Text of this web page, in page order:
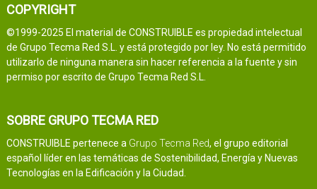
COPYRIGHT
©1999-2025 El material de CONSTRUIBLE es propiedad intelectual
de Grupo Tecma Red S.L. y está protegido por ley. No está permitido
utilizarlo de ninguna manera sin hacer referencia a la fuente y sin
permiso por escrito de Grupo Tecma Red S.L.
SOBRE GRUPO TECMA RED
CONSTRUIBLE pertenece a Grupo Tecma Red, el grupo editorial
español líder en las temáticas de Sostenibilidad, Energía y Nuevas
Tecnologías en la Edificación y la Ciudad.